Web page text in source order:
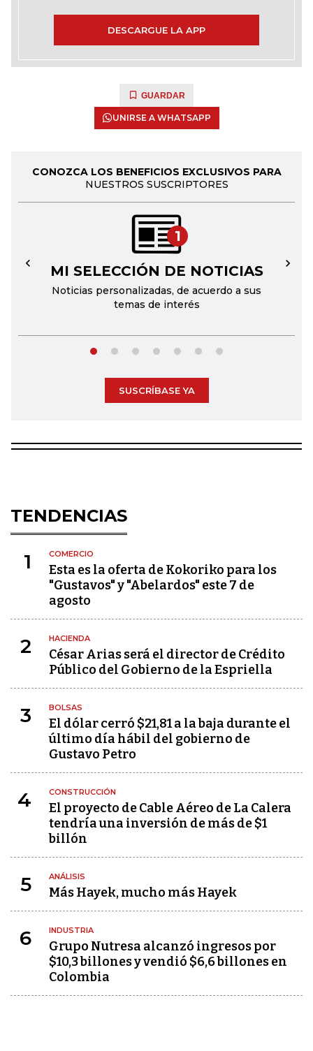
DESCARGUE LA APP
GUARDAR
UNIRSE A WHATSAPP
CONOZCA LOS BENEFICIOS EXCLUSIVOS PARA
NUESTROS SUSCRIPTORES
1
MI SELECCIÓN DE NOTICIAS
Noticias personalizadas, de acuerdo a sus
temas de interés
← →
SUSCRÍBASE YA
TENDENCIAS
1 COMERCIO
Esta es la oferta de Kokoriko para los
"Gustavos" y "Abelardos" este 7 de
agosto
2 HACIENDA
César Arias será el director de Crédito
Público del Gobierno de la Espriella
3 BOLSAS
El dólar cerró $21,81 a la baja durante el
último día hábil del gobierno de
Gustavo Petro
4 CONSTRUCCIÓN
El proyecto de Cable Aéreo de La Calera
tendría una inversión de más de $1
billón
5 ANÁLISIS
Más Hayek, mucho más Hayek
6 INDUSTRIA
Grupo Nutresa alcanzó ingresos por
$10,3 billones y vendió $6,6 billones en
Colombia